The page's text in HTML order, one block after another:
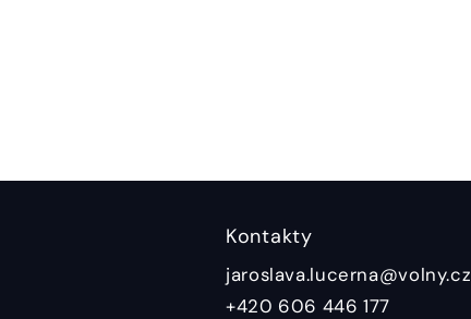
Kontakty
jaroslava.lucerna@volny.cz
+420 606 446 177